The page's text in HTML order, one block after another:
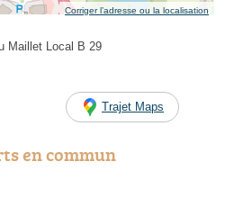
Corriger l’adresse ou la localisation
Maillet Local B 29
Trajet Maps
en commun